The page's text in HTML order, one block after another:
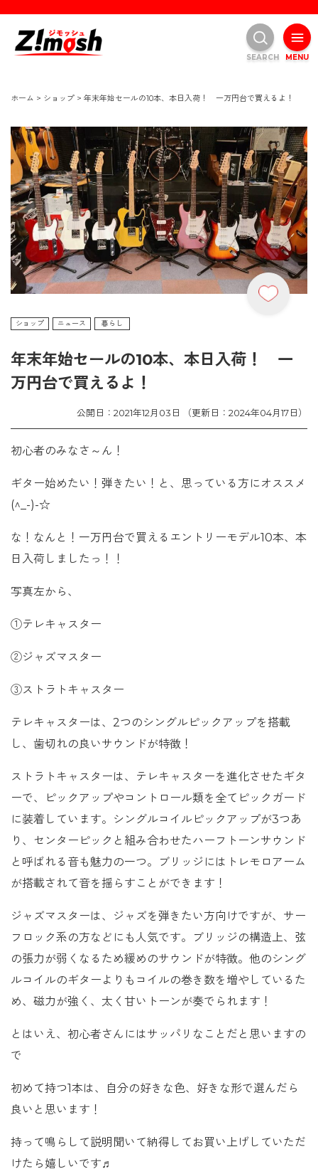
ホーム > ショップ > 年末年始セールの10本、本日入荷！ 一万円台で買えるよ！
ショップ ニュース 暮らし
年末年始セールの10本、本日入荷！ 一
万円台で買えるよ！
公開日：2021年12月03日 （更新日：2024年04月17日）
初心者のみなさ～ん！
ギター始めたい！弾きたい！と、思っている方にオススメ
(^_-)-☆
な！なんと！一万円台で買えるエントリーモデル10本、本
日入荷しましたっ！！
写真左から、
①テレキャスター
②ジャズマスター
③ストラトキャスター
テレキャスターは、2つのシングルピックアップを搭載
し、歯切れの良いサウンドが特徴！
ストラトキャスターは、テレキャスターを進化させたギタ
ーで、ピックアップやコントロール類を全てピックガード
に装着しています。シングルコイルピックアップが3つあ
り、センターピックと組み合わせたハーフトーンサウンド
と呼ばれる音も魅力の一つ。ブリッジにはトレモロアーム
が搭載されて音を揺らすことができます！
ジャズマスターは、ジャズを弾きたい方向けですが、サー
フロック系の方などにも人気です。ブリッジの構造上、弦
の張力が弱くなるため緩めのサウンドが特徴。他のシング
ルコイルのギターよりもコイルの巻き数を増やしているた
め、磁力が強く、太く甘いトーンが奏でられます！
とはいえ、初心者さんにはサッパリなことだと思いますの
で
初めて持つ1本は、自分の好きな色、好きな形で選んだら
良いと思います！
持って鳴らして説明聞いて納得してお買い上げしていただ
けたら嬉しいです♬
MENU
SEARCH